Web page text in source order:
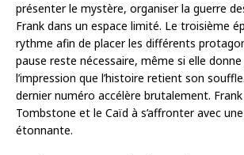
présenter le mystère, organiser la guerre
Frank dans un espace limité. Le troisième
rythme afin de placer les différents
pause reste nécessaire, même si elle
l’impression que l’histoire retient son
dernier numéro accélère brutalement.
Tombstone et le Caïd à s’affronter avec
étonnante.